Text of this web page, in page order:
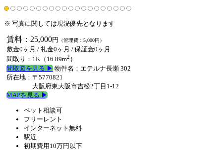
※ 写真に関しては現況優先となります
賃料：25,000円 （管理費：5,000円）
敷金0ヶ月 / 礼金0ヶ月 /保証金0ヶ月
間取り：1K（16.89m2 ）
間取図を見る ▶︎ 物件名：エテルナ長瀬 302
所在地：〒5770821
大阪府東大阪市吉松2丁目1-12
MAPを見る ▶︎
ペット相談可
フリーレント
インターネット無料
駅近
初期費用10万円以下